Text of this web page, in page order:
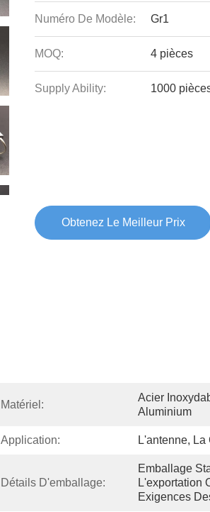
Numéro De Modèle: Gr1
MOQ: 4 pièces
Supply Ability: 1000
Obtenez Le Meilleur Prix
Matériel:
Acier
Aluminium
Application: L'antenne, La
Détails D'emballage:
Emballage
L'exportation
Exigences